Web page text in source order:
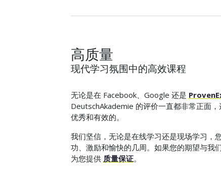
高质量
现代学习氛围中的高效课程
无论是在 Facebook、Google 还是
DeutschAkademie 的评价一直都非常正面
优秀和有效的。
我们坚信，无论是在线学习还是现场学习，
功、激励和愉快的几周。如果您的期望与我
为您提供 质量保证。